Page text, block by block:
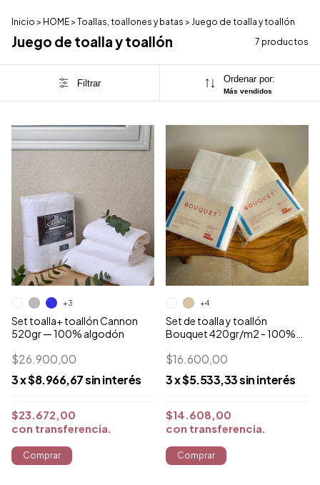
Inicio > HOME > Toallas, toallones y batas > Juego de toalla y toallón
Juego de toalla y toallón 7 productos
Filtrar Ordenar por:
Más vendidos
Set toalla+ toallón Cannon
520gr — 100% algodón
$26.900,00
3x$8.966,67sin interés
$23.672,00
con transferencia
+3
Comprar
Set de toalla y toallón
Bouquet 420gr/m2 - 100%
$16.600,00
3x$5.533,33sin interés
$14.608,00
con transferencia
+4
Comprar